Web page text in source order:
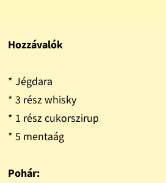
Hozzávalók
* Jégdara
* 3 rész whisky
* 1 rész cukorszirup
* 5 mentaág
Pohár: